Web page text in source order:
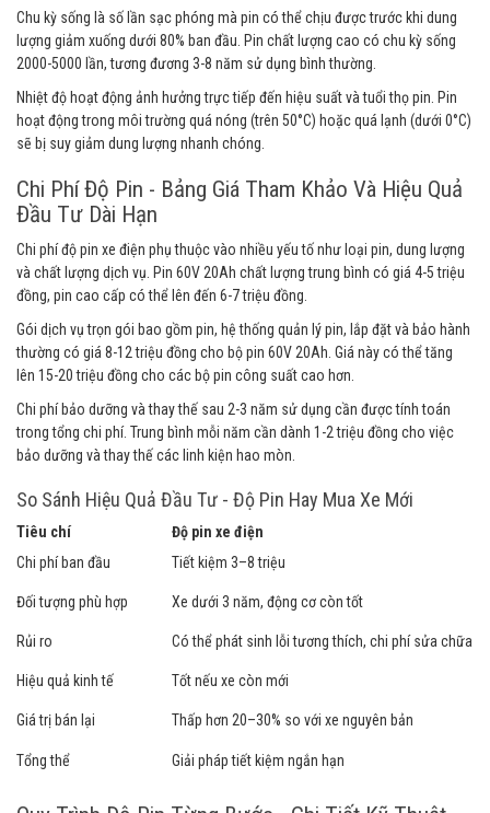
Chu kỳ sống là số lần sạc phóng mà pin có thể chịu được trước khi dung
lượng giảm xuống dưới 80% ban đầu. Pin chất lượng cao có chu kỳ sống
2000-5000 lần, tương đương 3-8 năm sử dụng bình thường.
Nhiệt độ hoạt động ảnh hưởng trực tiếp đến hiệu suất và tuổi thọ pin. Pin
hoạt động trong môi trường quá nóng (trên 50°C) hoặc quá lạnh (dưới 0°C)
sẽ bị suy giảm dung lượng nhanh chóng.
Chi Phí Độ Pin - Bảng Giá Tham Khảo Và Hiệu Quả
Đầu Tư Dài Hạn
Chi phí độ pin xe điện phụ thuộc vào nhiều yếu tố như loại pin, dung lượng
và chất lượng dịch vụ. Pin 60V 20Ah chất lượng trung bình có giá 4-5 triệu
đồng, pin cao cấp có thể lên đến 6-7 triệu đồng.
Gói dịch vụ trọn gói bao gồm pin, hệ thống quản lý pin, lắp đặt và bảo hành
thường có giá 8-12 triệu đồng cho bộ pin 60V 20Ah. Giá này có thể tăng
lên 15-20 triệu đồng cho các bộ pin công suất cao hơn.
Chi phí bảo dưỡng và thay thế sau 2-3 năm sử dụng cần được tính toán
trong tổng chi phí. Trung bình mỗi năm cần dành 1-2 triệu đồng cho việc
bảo dưỡng và thay thế các linh kiện hao mòn.
So Sánh Hiệu Quả Đầu Tư - Độ Pin Hay Mua Xe Mới
Tiêu chí
Độ pin xe điện
Chi phí ban đầu
Tiết kiệm 3–8 triệu
Đối tượng phù hợp Xe dưới 3 năm, động cơ còn tốt
Rủi ro Có thể phát sinh lỗi tương thích, chi phí sửa chữa
Hiệu quả kinh tế Tốt nếu xe còn mới
Giá trị bán lại Thấp hơn 20–30% so với xe nguyên bản
Tổng thể Giải pháp tiết kiệm ngắn hạn